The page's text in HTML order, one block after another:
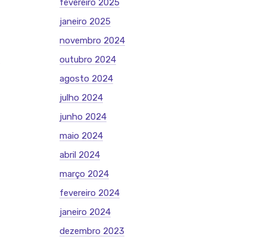
fevereiro 2025
janeiro 2025
novembro 2024
outubro 2024
agosto 2024
julho 2024
junho 2024
maio 2024
abril 2024
março 2024
fevereiro 2024
janeiro 2024
dezembro 2023